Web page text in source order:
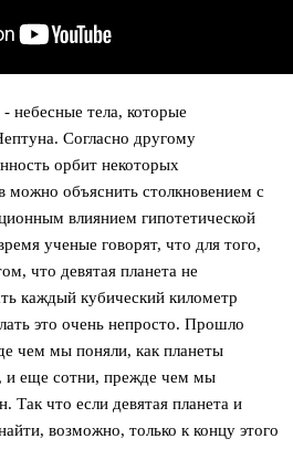
небесные тела, которые
Согласно другому
орбит некоторых
можно объяснить столкновением с
влиянием гипотетической
ученые говорят, что для того,
что девятая планета не
каждый кубический километр
это очень непросто. Прошло
чем мы поняли, как планеты
и еще сотни, прежде чем мы
что если девятая планета и
возможно, только к концу этого